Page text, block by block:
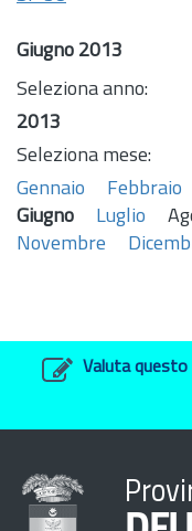
Giugno 2013
Seleziona anno:
2013
Seleziona mese:
Gennaio
Febbraio
Giugno
Luglio
Novembre
Valuta questo